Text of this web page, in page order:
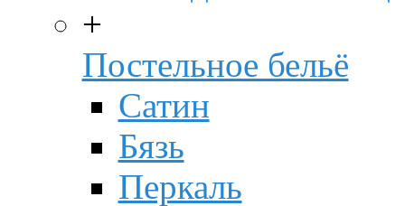
+
Постельное бельё
Сатин
Бязь
Перкаль